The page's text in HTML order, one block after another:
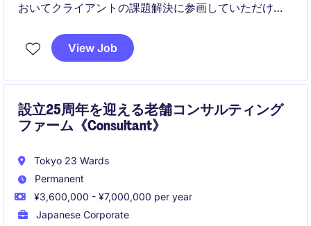
おいてクライアントの課題解決に参画していただけま
View Job
設立25周年を迎える老舗コンサルティング
ファーム《Consultant》
Tokyo 23 Wards
Permanent
¥3,600,000 - ¥7,000,000 per year
Japanese Corporate